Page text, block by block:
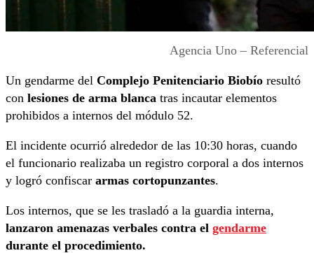
Agencia Uno – Referencial
Un gendarme del Complejo Penitenciario Biobío resultó
con lesiones de arma blanca tras incautar elementos
prohibidos a internos del módulo 52.
El incidente ocurrió alrededor de las 10:30 horas, cuando
el funcionario realizaba un registro corporal a dos internos
y logró confiscar armas cortopunzantes.
Los internos, que se les trasladó a la guardia interna,
lanzaron amenazas verbales contra el gendarme
durante el procedimiento.